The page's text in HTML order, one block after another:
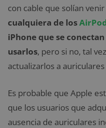
con cable que solían venir
cualquiera de los
iPhone que se
usarlos, pero si no, tal
actualizarlos a
Es probable que Apple
que los usuarios que
ausencia de auriculares